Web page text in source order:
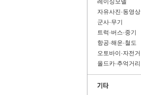
레이싱모델
자유사진·동영상
군사·무기
트럭·버스·중기
항공·해운·철도
오토바이·자전거
올드카·추억거리